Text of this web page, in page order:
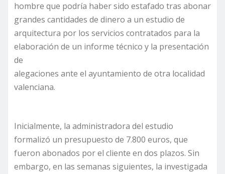
hombre que podría haber sido estafado tras abonar
grandes cantidades de dinero a un estudio de
arquitectura por los servicios contratados para la
elaboración de un informe técnico y la presentación
de
alegaciones ante el ayuntamiento de otra localidad
valenciana.
Inicialmente, la administradora del estudio
formalizó un presupuesto de 7.800 euros, que
fueron abonados por el cliente en dos plazos. Sin
embargo, en las semanas siguientes, la investigada